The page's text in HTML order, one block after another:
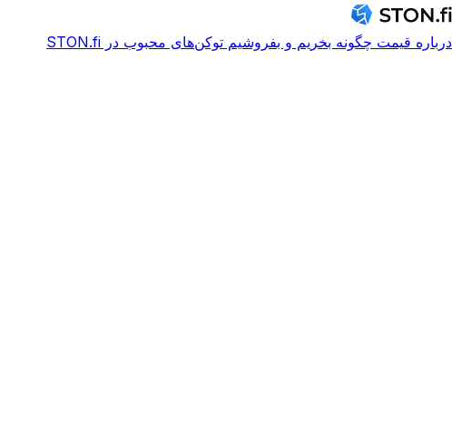
درباره قیمت چگونه بخریم و بفروشیم توکن‌های محبوب در STON.fi